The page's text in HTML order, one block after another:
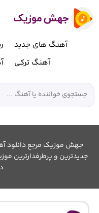
آهنگ های جدید
آهنگ ترکی
جهش موزیک مرجع دانلود
جدیدترین و پرطرفدارترین